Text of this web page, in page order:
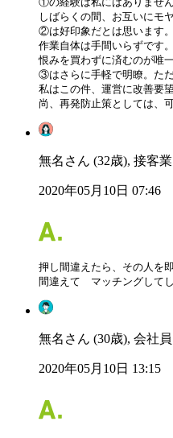
しばらくの間、お互いにモ
②は好印象だとは思います
作業自体は手間いらずです
恨みを買わずに済むのが唯
③はさらに手軽で明瞭。た
私はこの件、運営に改善要
尚、再発防止策としては、
無名さん (32歳), 接客業
2020年05月10日 07:46
押し間違えたら、その人を
間違えて　マッチングして
無名さん (30歳), 会社員
2020年05月10日 13:15